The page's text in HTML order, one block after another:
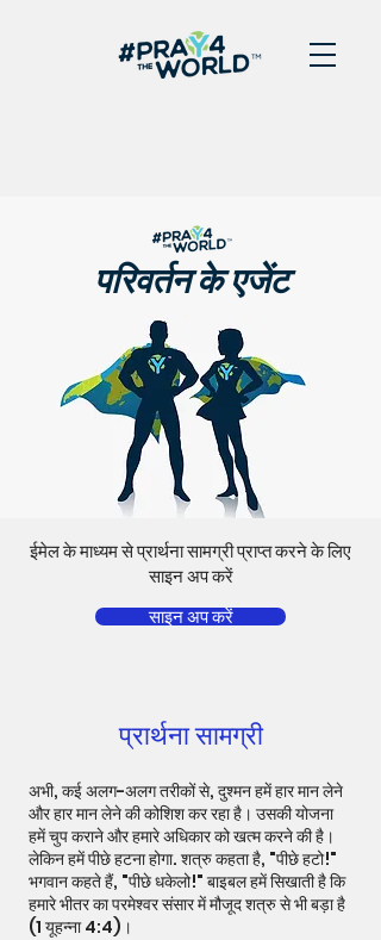
परिवर्तन के एजेंट
ईमेल के माध्यम से प्रार्थना सामग्री प्राप्त करने के लिए
साइन अप करें
साइन अप करें
प्रार्थना सामग्री
अभी, कई अलग-अलग तरीकों से, दुश्मन हमें हार मान लेने
और हार मान लेने की कोशिश कर रहा है। उसकी योजना
हमें चुप कराने और हमारे अधिकार को खत्म करने की है।
लेकिन हमें पीछे हटना होगा. शत्रु कहता है, "पीछे हटो!"
भगवान कहते हैं, "पीछे धकेलो!" बाइबल हमें सिखाती है कि
हमारे भीतर का परमेश्वर संसार में मौजूद शत्रु से भी बड़ा है
(1 यूहन्ना 4:4)।